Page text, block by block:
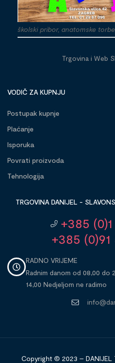
školski pribor, anatomske
Trgovina i Web
VODIČ ZA KUPNJU
Postupak kupnje
Plaćanje
Isporuka
Povrati proizvoda
Tehnologija
TRGOVINA DANIJEL -
+385
+385 (0)91
RADNO VRIJEME
Radnim danom od 08,00 do
14,00 Nedjeljom ne radimo
Copyright © 2023 – DANIJEL